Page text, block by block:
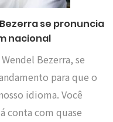
se pronuncia
nacional
Bezerra, se
para que o
idioma. Você
conta com quase